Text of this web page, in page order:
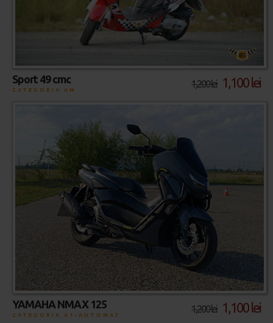
1,200 lei 1,100 lei
Sport 49 cmc
CATEGORIA AM
1,200 lei 1,100 lei
YAMAHA NMAX 125
CATEGORIA A1-AUTOMAT